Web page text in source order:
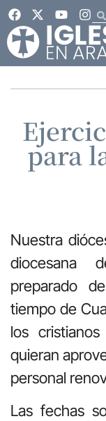
para
Nuestra
diocesana
preparado
tiempo de
los
quieran
personal
Las fechas